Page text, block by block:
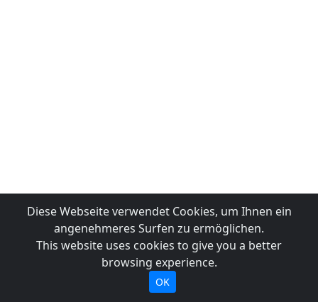
Diese Webseite verwendet Cookies, um Ihnen ein
angenehmeres Surfen zu ermöglichen.
This website uses cookies to give you a better
browsing experience.
OK